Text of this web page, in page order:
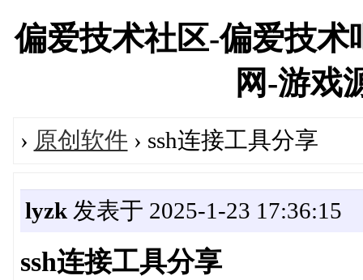
偏爱技术社区-偏爱技
网-游戏
› 原创软件 › ssh连接工具分享
lyzk发表于 2025-1-23 17:36:15
ssh连接工具分享